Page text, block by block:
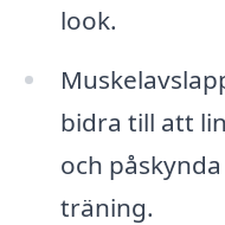
look.
bidra till att
och
träning.